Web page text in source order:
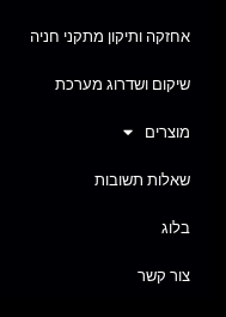
אחזקה ותיקון מתקני חניה
שיקום ושדרוג מערכת
מוצרים
שאלות תשובות
בלוג
צור קשר